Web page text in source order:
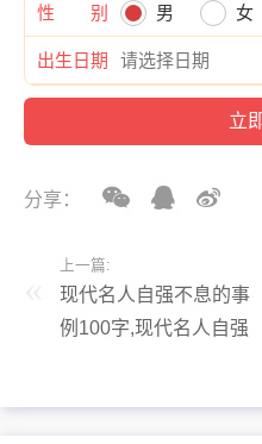
性 别 男 女
出生日期
分享：
上一篇:
现代名人自强不息的事
例100字,现代名人自强